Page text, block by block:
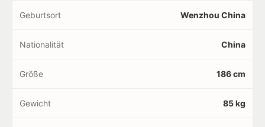
Geburtsort Wenzhou China
Nationalität China
Größe 186 cm
Gewicht 85 kg